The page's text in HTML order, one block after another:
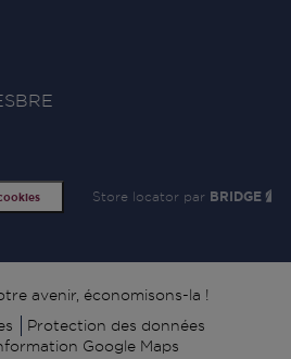
Store locator par BRIDGE
avenir, économisons-la !
Protection des données
Google Maps